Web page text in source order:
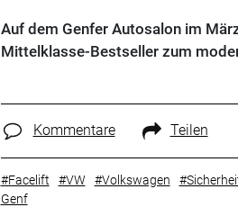
Auf dem Genfer Autosalon im
Mittelklasse-Bestseller zum
Kommentare Teilen
#Facelift #VW #Volkswagen
Genf